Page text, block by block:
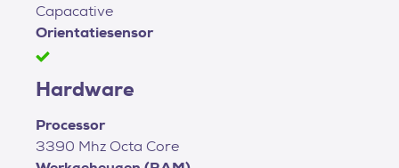
Capacative
Orientatiesensor
Hardware
Processor
3390 Mhz Octa Core